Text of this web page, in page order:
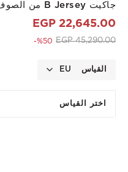
جاكيت B Jersey من الصوف الخالص بني
22,645.00 EGP
Price reduced from
45,290.00 EGP
EGP
%50-
القياس EU
اختر القياس